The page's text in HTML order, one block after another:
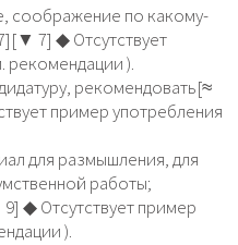
соображение по какому-
7] ◆ Отсутствует
рекомендации ).
рекомендовать[≈
пример употребления
для размышления, для
работы;
◆ Отсутствует пример
).